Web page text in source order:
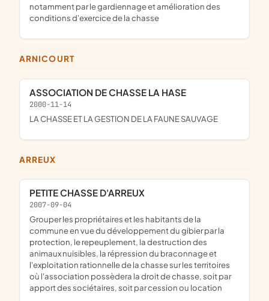
notamment par le gardiennage et amélioration des
conditions d'exercice de la chasse
ARNICOURT
ASSOCIATION DE CHASSE LA HASE
2000-11-14
LA CHASSE ET LA GESTION DE LA FAUNE SAUVAGE
ARREUX
PETITE CHASSE D'ARREUX
2007-09-04
grouper les propriétaires et les habitants de la
commune en vue du développement du gibier par la
protection, le repeuplement, la destruction des
animaux nuisibles, la répression du braconnage et
l'exploitation rationnelle de la chasse sur les territoires
où l'association possèdera la droit de chasse, soit par
apport des sociétaires, soit par cession ou location